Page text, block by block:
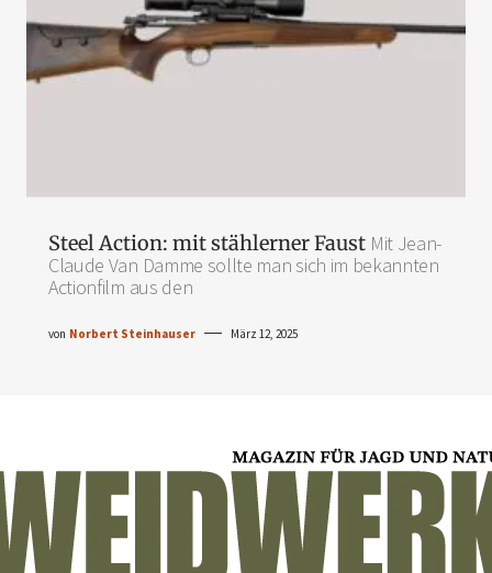
Steel Action: mit stählerner Faust Mit Jean-
Claude Van Damme sollte man sich im bekannten
Actionfilm aus den
von Norbert Steinhauser März 12, 2025